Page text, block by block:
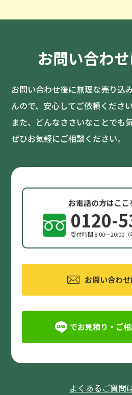
お問い合わ
お問い合わせ後に無理な売り込
んので、安心してご依頼ください
また、どんなささいなことでも
ぜひお気軽にご相談ください。
お電話の方はこ
0120-
受付時間 8:00〜20:00（
お問い合わ
でお見積り・ご
よくあるご質問